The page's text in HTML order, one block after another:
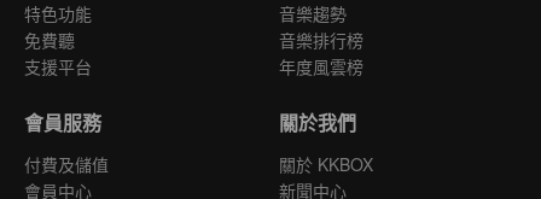
特色功能
免費聽
支援平台
音樂趨勢
音樂排行榜
年度風雲榜
會員服務
付費及儲值
會員中心
關於我們
關於 KKBOX
新聞中心